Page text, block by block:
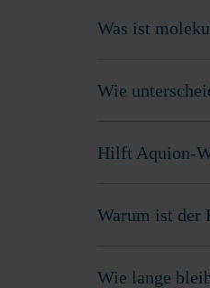
Was ist
Wie
Hilft Aquion-
Warum ist der
Wie lange